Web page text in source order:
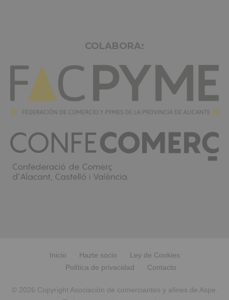
COLABORA:
Inicio Hazte socio
Ley de Cookies
Política de privacidad
Contacto
© 2026 Copyright Asociación de comerciantes y afines de Aspe.